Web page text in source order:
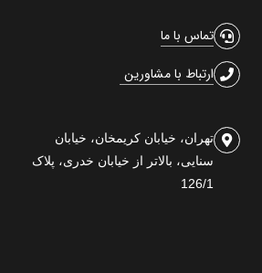
تماس با ما
ارتباط با مشاورین
تهران، خیابان کریمخان، خیابان
سنایی، بالاتر از خیابان خدری، پلاک
126/1